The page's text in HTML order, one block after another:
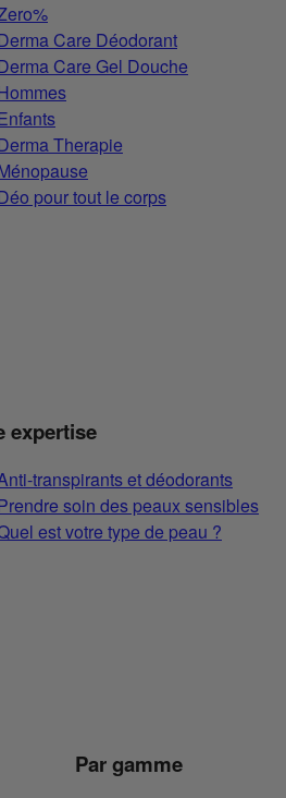
Care Déodorant
Care Gel Douche
Therapie
pour tout le corps
expertise
transpirants et déodorants
soin des peaux sensibles
est votre type de peau ?
Par gamme